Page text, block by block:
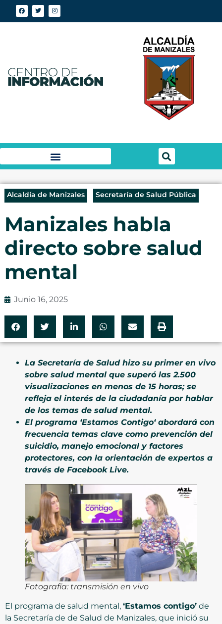
Alcaldía de Manizales Secretaría de Salud Pública
Manizales habla
directo sobre salud
mental
Junio 16, 2025
La Secretaría de Salud hizo su primer en vivo
sobre salud mental que superó las 2.500
visualizaciones en menos de 15 horas; se
refleja el interés de la ciudadanía por hablar
de los temas de salud mental.
El programa ‘Estamos Contigo‘abordará con
frecuencia temas clave como prevención del
suicidio, manejo emocional y factores
protectores, con la orientación de expertos a
través de Facebook Live.
Fotografía: transmisión en vivo
El programa de salud mental, ‘Estamos contigo’ de
la Secretaría de de Salud de Manizales, que inició su